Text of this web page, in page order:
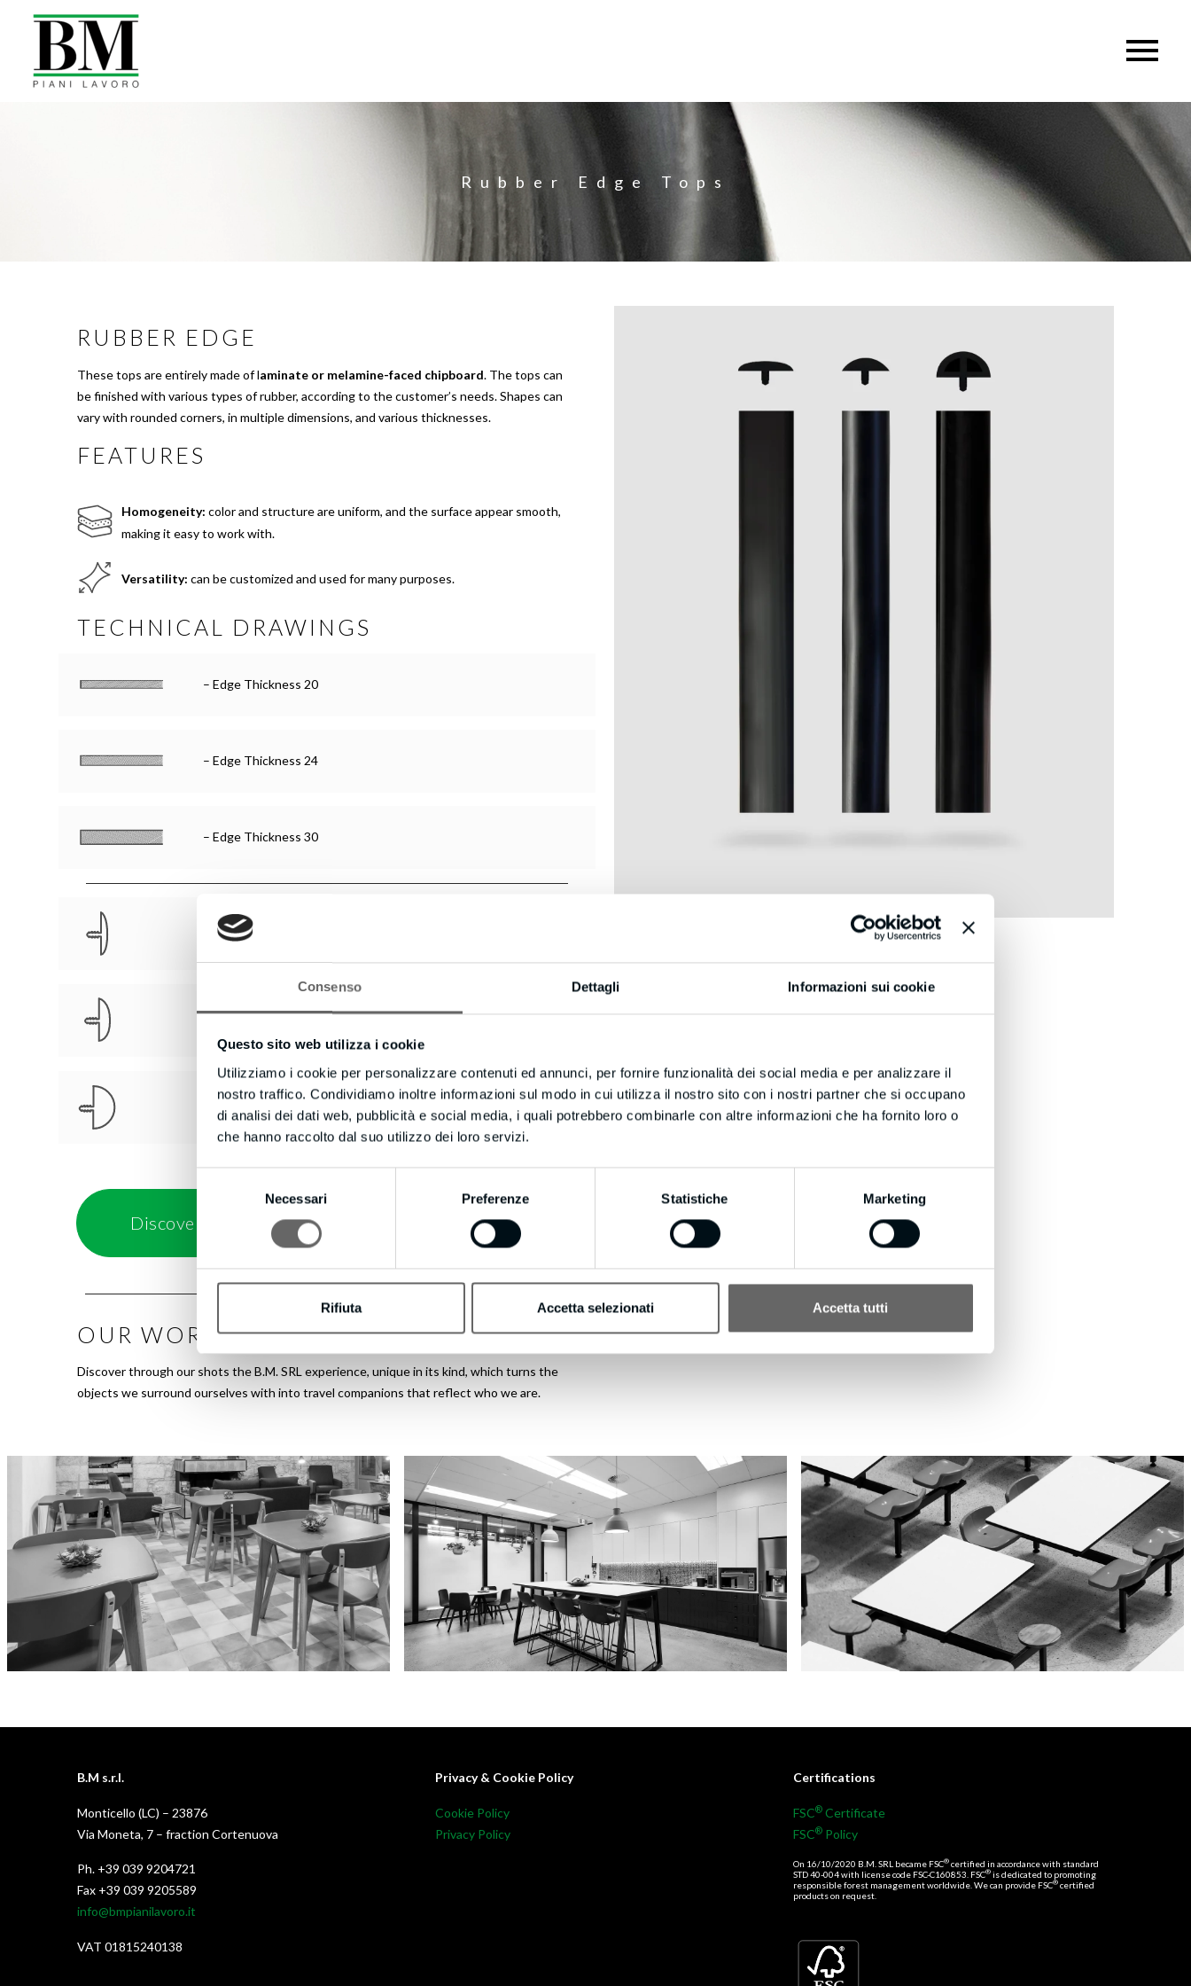
Consenso Dettagli Informazioni sui cookie
Questo sito web utilizza i cookie
Utilizziamo i cookie per personalizzare contenuti ed annunci, per fornire funzionalità dei social media e per analizzare il
nostro traffico. Condividiamo inoltre informazioni sul modo in cui utilizza il nostro sito con i nostri partner che si occupano
di analisi dei dati web, pubblicità e social media, i quali potrebbero combinarle con altre informazioni che ha fornito loro o
che hanno raccolto dal suo utilizzo dei loro servizi.
Necessari Preferenze Statistiche Marketing
Rifiuta Accetta selezionati Accetta tutti
Rubber Edge Tops
RUBBER EDGE
These tops are entirely made of laminate or melamine-faced chipboard. The tops can
be finished with various types of rubber, according to the customer’s needs. Shapes can
vary with rounded corners, in multiple dimensions, and various thicknesses.
FEATURES
Homogeneity: color and structure are uniform, and the surface appear smooth,
making it easy to work with.
Versatility: can be customized and used for many purposes.
TECHNICAL DRAWINGS
– Edge Thickness 20
– Edge Thickness 24
– Edge Thickness 30
– Flat Edge
– Round Edge
Discover all available finishes
OUR WORK
Discover through our shots the B.M. SRL experience, unique in its kind, which turns the
objects we surround ourselves with into travel companions that reflect who we are.
B.M s.r.l.
Monticello (LC) – 23876
Via Moneta, 7 – fraction Cortenuova
Ph. +39 039 9204721
Fax +39 039 9205589
info@bmpianilavoro.it
VAT 01815240138
Privacy & Cookie Policy
Cookie Policy
Privacy Policy
Certifications
FSC® Certificate
FSC® Policy
On 16/10/2020 B.M. SRL became FSC® certified in accordance with standard
STD 40-004 with license code FSC-C160853. FSC® is dedicated to promoting
responsible forest management worldwide. We can provide FSC® certified
products on request.